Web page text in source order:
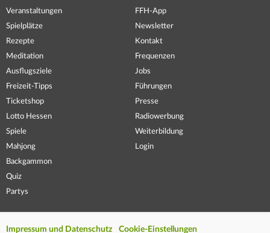
Veranstaltungen
Spielplätze
Rezepte
Meditation
Ausflugsziele
Freizeit-Tipps
Ticketshop
Lotto Hessen
Spiele
Mahjong
Backgammon
Quiz
Partys
FFH-App
Newsletter
Kontakt
Frequenzen
Jobs
Führungen
Presse
Radiowerbung
Weiterbildung
Login
Impressum und Datenschutz Cookie-Einstellungen